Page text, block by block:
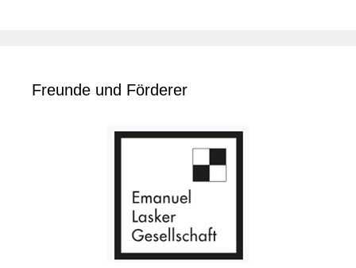
Freunde und Förderer